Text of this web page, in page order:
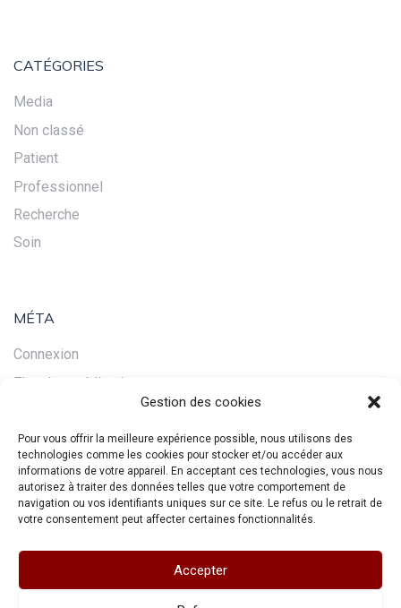
Gestion des cookies
Pour vous offrir la meilleure expérience possible, nous utilisons des
technologies comme les cookies pour stocker et/ou accéder aux
informations de votre appareil. En acceptant ces technologies, vous nous
autorisez à traiter des données telles que votre comportement de
navigation ou vos identifiants uniques sur ce site. Le refus ou le retrait de
votre consentement peut affecter certaines fonctionnalités.
Accepter
CATÉGORIES
Media
Non classé
Patient
Professionnel
Recherche
Soin
MÉTA
Connexion
Flux des publications
Flux des commentaires
Site de WordPress-FR